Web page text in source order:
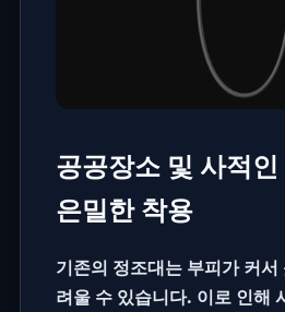
공공장소 및 사적
은밀한 착용
기존의 정조대는 부피가 커서
려울 수 있습니다. 이로 인해